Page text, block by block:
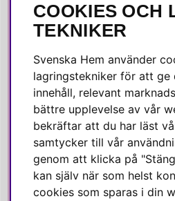
SOCIALA MEDIER
Instagram
Linkedin
Pinterest
SVENSKA HEM
Varmt välkommen till Svenska
COOKIES OCH
TEKNIKER
Svenska Hem använder
lagringstekniker för att ge
innehåll, relevant
bättre upplevelse av vår
bekräftar att du har läst
samtycker till vår
genom att klicka på
kan själv när som helst
cookies som sparas i din